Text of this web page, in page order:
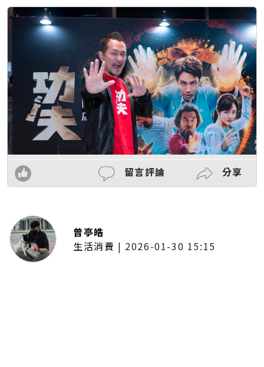
留言評論 分享
曾亭皓
生活消費 | 2026-01-30 15:15